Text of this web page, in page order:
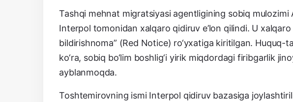
Tashqi mehnat migratsiyasi agentligining sobiq
Interpol tomonidan xalqaro qidiruv e’lon qilindi. U
bildirishnoma” (Red Notice) ro‘yxatiga kiritilgan. Huquq-
ko‘ra, sobiq bo‘lim boshlig‘i yirik miqdordagi firibgarlik
ayblanmoqda.
Toshtemirovning ismi Interpol qidiruv bazasiga